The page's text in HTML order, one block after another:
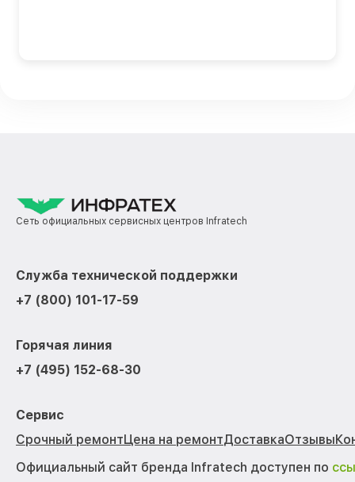
Сеть официальных сервисных центров Infratech
Служба технической поддержки
+7 (800) 101-17-59
Горячая линия
+7 (495) 152-68-30
Сервис
Срочный ремонтЦена на ремонтДоставкаОтзывы
Официальный сайт бренда Infratech доступен по